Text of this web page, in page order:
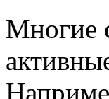
Многие